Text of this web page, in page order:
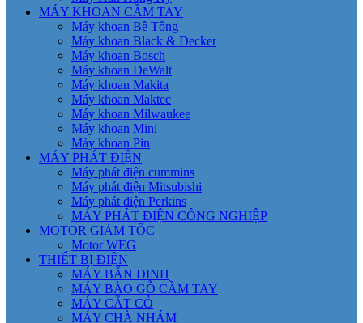
MÁY KHOAN CẦM TAY
Máy khoan Bê Tông
Máy khoan Black & Decker
Máy khoan Bosch
Máy khoan DeWalt
Máy khoan Makita
Máy khoan Maktec
Máy khoan Milwaukee
Máy khoan Mini
Máy khoan Pin
MÁY PHÁT ĐIỆN
Máy phát điện cummins
Máy phát điện Mitsubishi
Máy phát điện Perkins
MÁY PHÁT ĐIỆN CÔNG NGHIỆP
MOTOR GIẢM TỐC
Motor WEG
THIẾT BỊ ĐIỆN
MÁY BẮN ĐINH
MÁY BÀO GỖ CẦM TAY
MÁY CẮT CỎ
MÁY CHÀ NHÁM